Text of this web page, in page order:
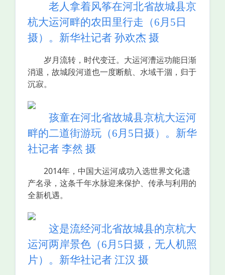
老人拿着风筝在河北省故城县京
杭大运河畔的农田里行走（6月5日
摄）。新华社记者 孙欢杰 摄
岁月流转，时代变迁。大运河漕运功能日渐
消退，故城段河道也一度断航、水域干涸，归于
沉寂。
孩童在河北省故城县京杭大运河
畔的二道街游玩（6月5日摄）。新华
社记者 李然 摄
2014年，中国大运河成功入选世界文化遗
产名录，这条千年水脉迎来保护、传承与利用的
全新机遇。
这是流经河北省故城县的京杭大
运河两岸景色（6月5日摄，无人机照
片）。新华社记者 江汉 摄